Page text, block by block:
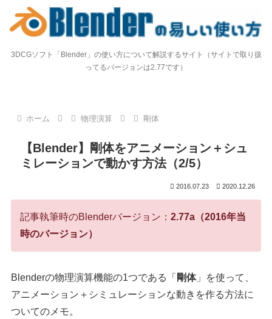
3DCGソフト「Blender」の使い方について解説するサイト（サイトで取り扱
ってるバージョンは2.77です）
ホーム 物理演算 剛体
【Blender】剛体をアニメーション＋シュ
ミレーションで動かす方法（2/5）
2016.07.23 2020.12.26
記事執筆時のBlenderバージョン：2.77a（2016年当
時のバージョン）
Blenderの物理演算機能の1つである「 剛体」を使って、
アニメーション＋シミュレーションな動きを作る方法に
ついてのメモ。